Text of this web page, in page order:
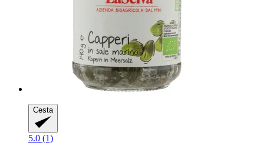
Cesta
5.0 (1)